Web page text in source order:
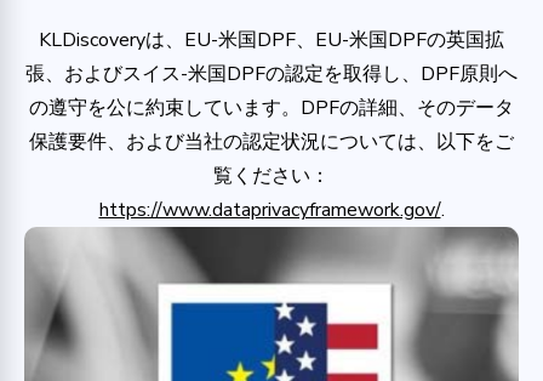
KLDiscoveryは、EU-米国DPF、EU-米国DPFの英国拡
張、およびスイス-米国DPFの認定を取得し、DPF原則へ
の遵守を公に約束しています。DPFの詳細、そのデータ
保護要件、および当社の認定状況については、以下をご
覧ください：
https://www.dataprivacyframework.gov/.